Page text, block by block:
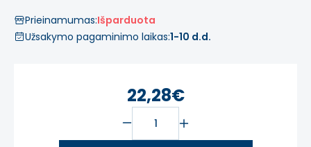
Prieinamumas:Išparduota
Užsakymo pagaminimo laikas:1-10 d.d.
22,28€